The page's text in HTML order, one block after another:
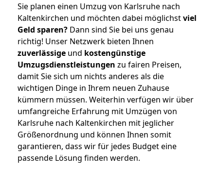
Sie planen einen Umzug von Karlsruhe nach
Kaltenkirchen und möchten dabei möglichstviel
Geld sparen? Dann sind Sie bei uns genau
richtig! Unser Netzwerk bieten Ihnen
zuverlässige und kostengünstige
Umzugsdienstleistungen zu fairen Preisen,
damit Sie sich um nichts anderes als die
wichtigen Dinge in Ihrem neuen Zuhause
kümmern müssen. Weiterhin verfügen wir über
umfangreiche Erfahrung mit Umzügen von
Karlsruhe nach Kaltenkirchen mit jeglicher
Größenordnung und können Ihnen somit
garantieren, dass wir für jedes Budget eine
passende Lösung finden werden.